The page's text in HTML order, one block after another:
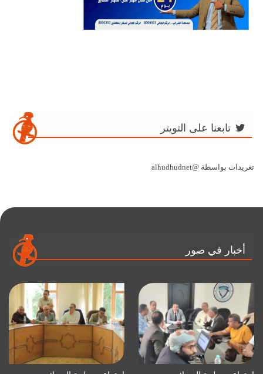
تابعنا على التويتر
تغريدات بواسطة @alhudhudnet
أخبار في صور